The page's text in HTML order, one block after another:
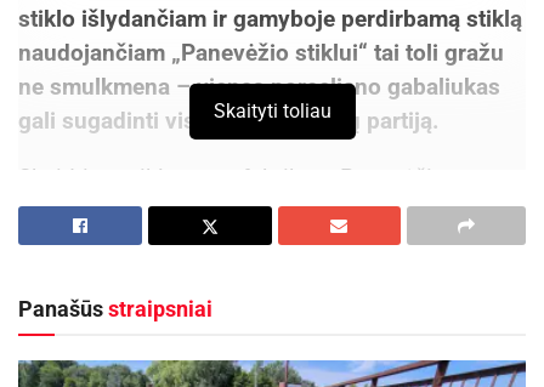
stiklo išlydančiam ir gamyboje perdirbamą stiklą
naudojančiam „Panevėžio stiklui“ tai toli gražu
ne smulkmena – vienas porceliano gabaliukas
gali sugadinti visą stiklo gaminių partiją.
Skaidrios stiklo taros fabrikas „Panevėžio
stiklas“ gamyboje naudoja50 proc.perdirbamo
stiklo. Kitą pusę pasigamina iš smėlio ir kitų
tonų, iš kurių maždaug 20–25 tūkst. tonų sudaro
Skaityti toliau
Panašūsstraipsniai